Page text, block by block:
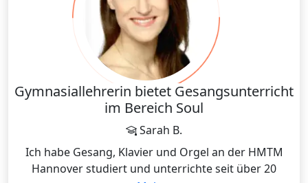
Gymnasiallehrerin bietet Gesangsunterricht
im Bereich Soul
Sarah B.
Ich habe Gesang, Klavier und Orgel an der HMTM
Hannover studiert und unterrichte seit über 20